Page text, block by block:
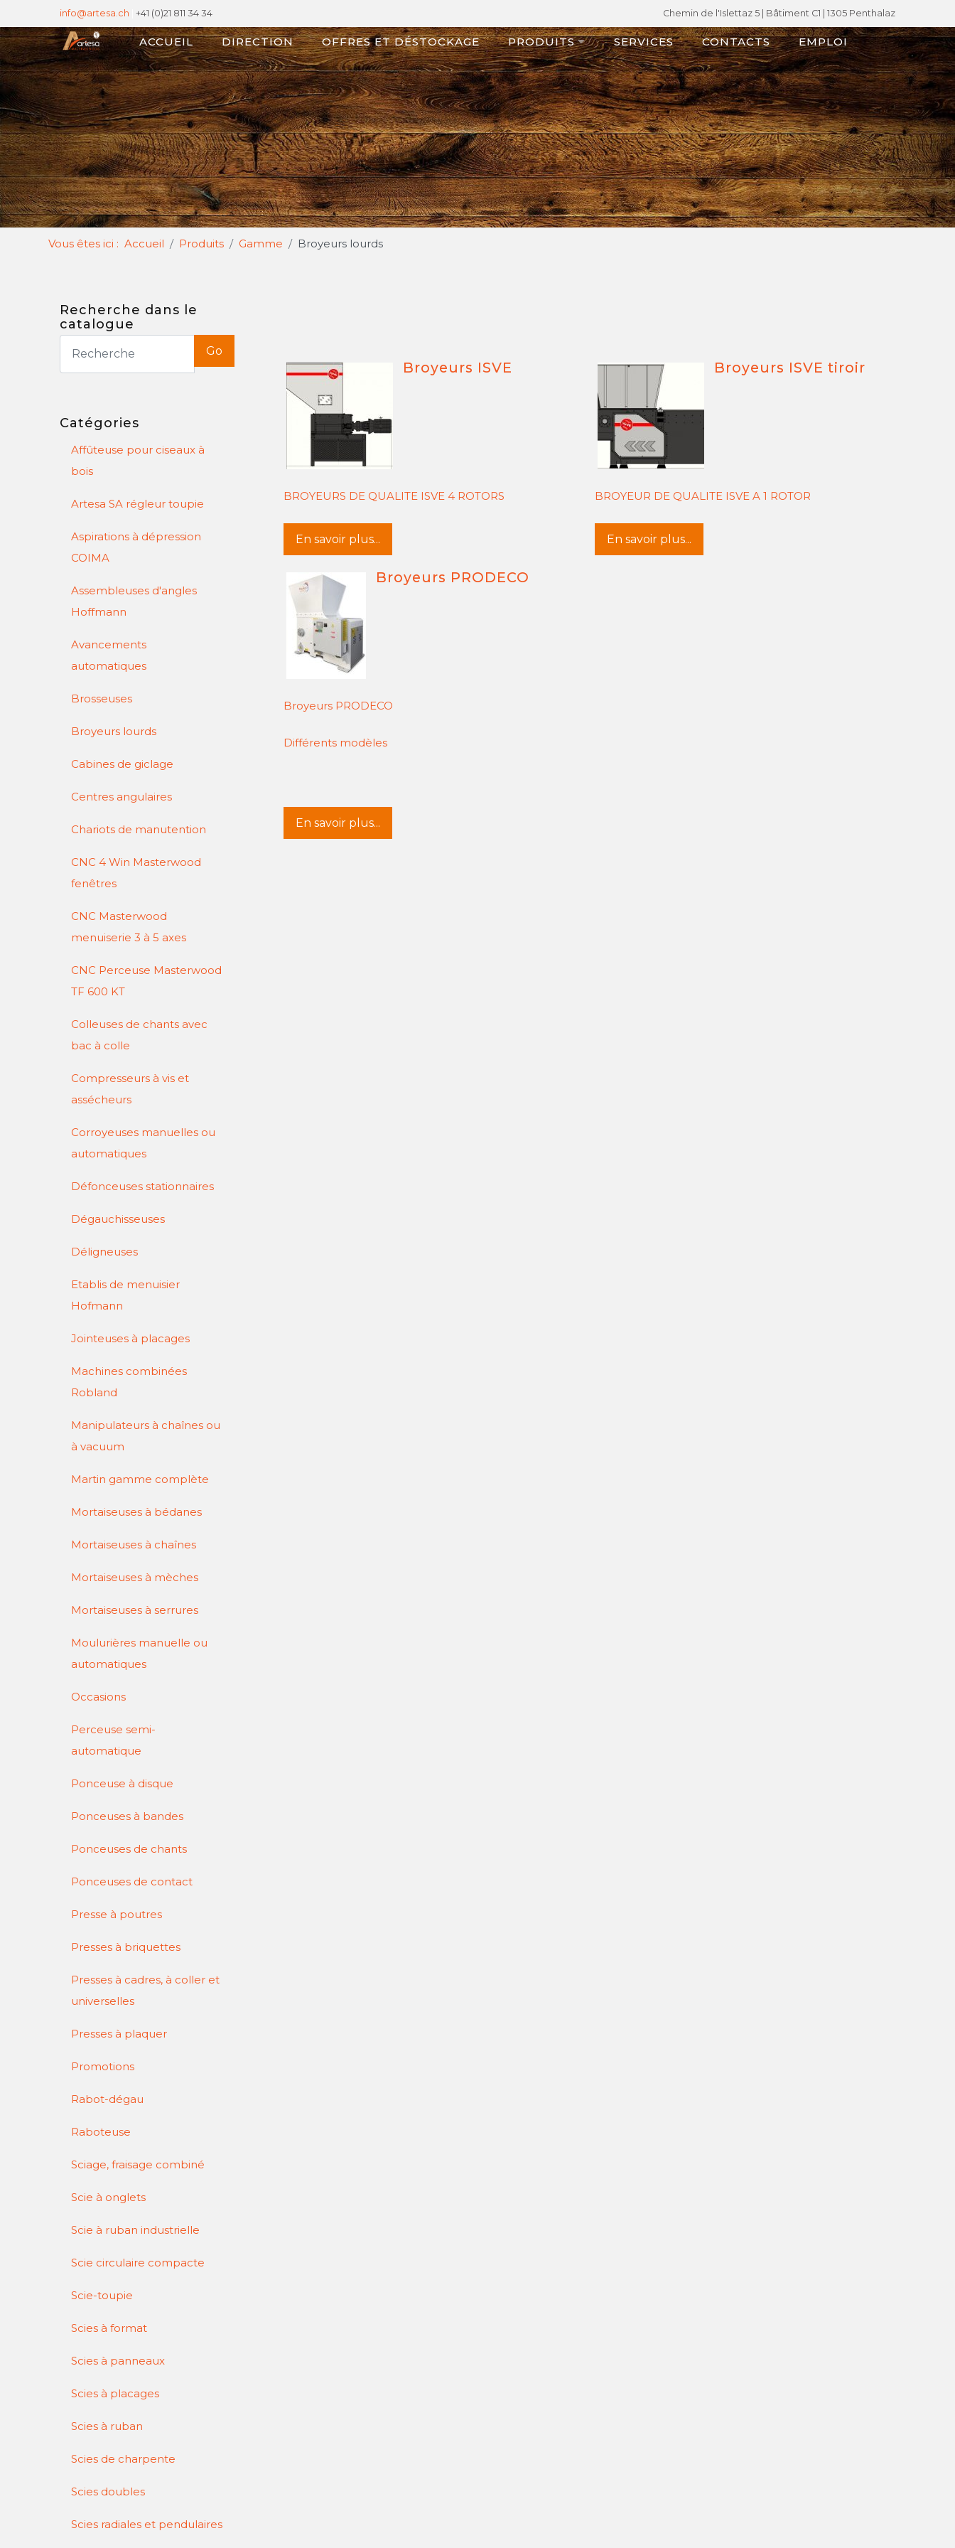
info@artesa.ch +41 (0)21 811 34 34 Chemin de l'Islettaz 5 | Bâtiment C1 | 1305 Penthalaz
ACCUEIL DIRECTION OFFRES ET DÉSTOCKAGE PRODUITS SERVICES CONTACTS EMPLOI
Vous êtes ici : Accueil Produits Gamme Broyeurs lourds
Recherche dans le
catalogue
Go
Catégories
Affûteuse pour ciseaux à
bois
Artesa SA régleur toupie
Aspirations à dépression
COIMA
Assembleuses d'angles
Hoffmann
Avancements
automatiques
Brosseuses
Broyeurs lourds
Cabines de giclage
Centres angulaires
Chariots de manutention
CNC 4 Win Masterwood
fenêtres
CNC Masterwood
menuiserie 3 à 5 axes
CNC Perceuse Masterwood
TF 600 KT
Colleuses de chants avec
bac à colle
Compresseurs à vis et
assécheurs
Corroyeuses manuelles ou
automatiques
Défonceuses stationnaires
Dégauchisseuses
Déligneuses
Etablis de menuisier
Hofmann
Jointeuses à placages
Machines combinées
Robland
Manipulateurs à chaînes ou
à vacuum
Martin gamme complète
Mortaiseuses à bédanes
Mortaiseuses à chaînes
Mortaiseuses à mèches
Mortaiseuses à serrures
Moulurières manuelle ou
automatiques
Occasions
Perceuse semi-
automatique
Ponceuse à disque
Ponceuses à bandes
Ponceuses de chants
Ponceuses de contact
Presse à poutres
Presses à briquettes
Presses à cadres, à coller et
universelles
Presses à plaquer
Promotions
Rabot-dégau
Raboteuse
Sciage, fraisage combiné
Scie à onglets
Scie à ruban industrielle
Scie circulaire compacte
Scie-toupie
Scies à format
Scies à panneaux
Scies à placages
Scies à ruban
Scies de charpente
Scies doubles
Scies radiales et pendulaires
Broyeurs ISVE
BROYEURS DE QUALITE ISVE 4 ROTORS
En savoir plus...
Broyeurs ISVE tiroir
BROYEUR DE QUALITE ISVE A 1 ROTOR
En savoir plus...
Broyeurs PRODECO
Broyeurs PRODECO
Différents modèles
En savoir plus...